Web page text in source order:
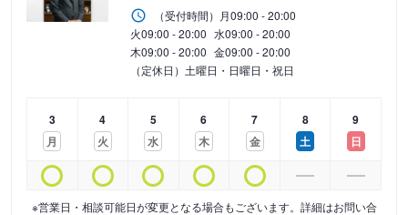
（受付時間） 月09:00 - 20:00
火09:00 - 20:00 水09:00 - 20:00
木09:00 - 20:00 金09:00 - 20:00
（定休日）土曜日・日曜日・祝日
3
月
4
火
5
水
6
木
7
金
8
土
9
日
※営業日・相談可能日が変更となる場合もございます。詳細はお問い合